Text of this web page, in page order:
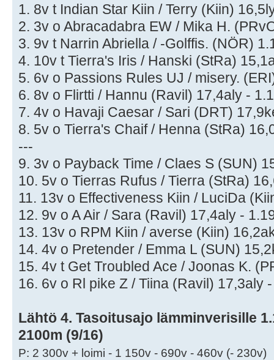
1. 8v t Indian Star Kiin / Terry (Kiin)
2. 3v o Abracadabra EW / Mika H.
3. 9v t Narrin Abriella / -Golffis. (NÖR)
4. 10v t Tierra's Iris / Hanski (StRa)
5. 6v o Passions Rules UJ / misery.
6. 8v o Flirtti / Hannu (Ravil) 17,4aly -
7. 4v o Havaji Caesar / Sari (DRT)
8. 5v o Tierra's Chaif / Henna (StRa)
---
9. 3v o Payback Time / Claes S (SUN)
10. 5v o Tierras Rufus / Tierra (StRa)
11. 13v o Effectiveness Kiin / LuciDa
12. 9v o A Air / Sara (Ravil) 17,4aly -
13. 13v o RPM Kiin / averse (Kiin)
14. 4v o Pretender / Emma L (SUN)
15. 4v t Get Troubled Ace / Joonas K.
16. 6v o Rl pike Z / Tiina (Ravil) 17,3aly
Lähtö 4. Tasoitusajo lämminverisille
2100m (9/16)
P: 2 300v + loimi - 1 150v - 690v - 460v (- 230v)